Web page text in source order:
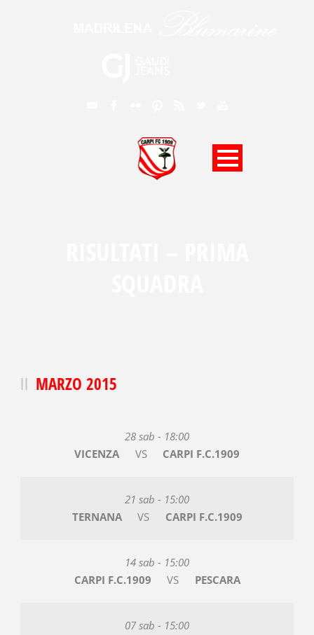
MARZO 2015
28 sab - 18:00
VICENZA
VS CARPI F.C.1909
21 sab - 15:00
TERNANA
VS CARPI F.C.1909
14 sab - 15:00
CARPI F.C.1909
VS PESCARA
07 sab - 15:00